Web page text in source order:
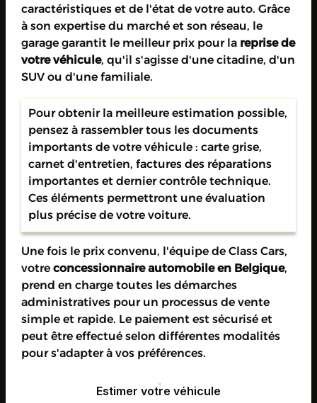
caractéristiques et de l'état de votre auto. Grâce
à son expertise du marché et son réseau, le
garage garantit le meilleur prix pour la reprise de
votre véhicule, qu'il s'agisse d'une citadine, d'un
SUV ou d'une familiale.
Pour obtenir la meilleure estimation possible,
pensez à rassembler tous les documents
importants de votre véhicule : carte grise,
carnet d'entretien, factures des réparations
importantes et dernier contrôle technique.
Ces éléments permettront une évaluation
plus précise de votre voiture.
Une fois le prix convenu, l'équipe de Class Cars,
votre concessionnaire automobile en Belgique,
prend en charge toutes les démarches
administratives pour un processus de vente
simple et rapide. Le paiement est sécurisé et
peut être effectué selon différentes modalités
pour s'adapter à vos préférences.
Estimer votre véhicule